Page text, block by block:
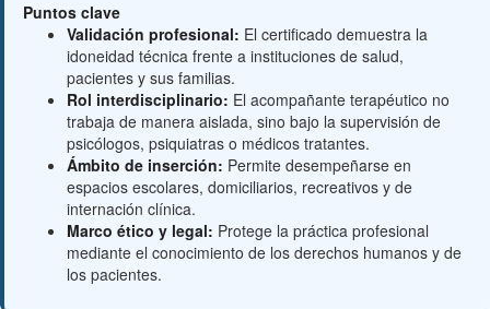
Puntos clave
Validación profesional: El certificado demuestra la
idoneidad técnica frente a instituciones de salud,
pacientes y sus familias.
Rol interdisciplinario: El acompañante terapéutico no
trabaja de manera aislada, sino bajo la supervisión de
psicólogos, psiquiatras o médicos tratantes.
Ámbito de inserción: Permite desempeñarse en
espacios escolares, domiciliarios, recreativos y de
internación clínica.
Marco ético y legal: Protege la práctica profesional
mediante el conocimiento de los derechos humanos y de
los pacientes.